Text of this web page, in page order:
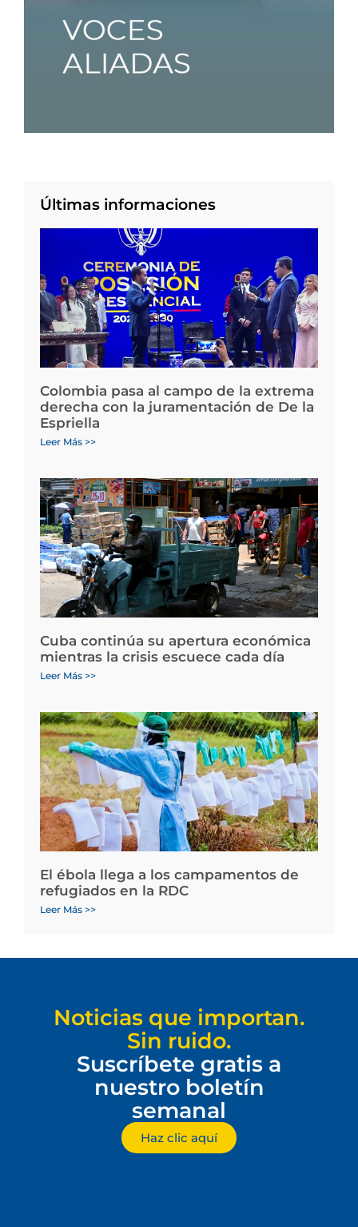
Últimas informaciones
Colombia pasa al campo de la extrema
derecha con la juramentación de De la
Espriella
Leer Más >>
Cuba continúa su apertura económica
mientras la crisis escuece cada día
Leer Más >>
El ébola llega a los campamentos de
refugiados en la RDC
Leer Más >>
Noticias que importan.
Sin ruido.
Suscríbete gratis a
nuestro boletín
semanal
Haz clic aquí